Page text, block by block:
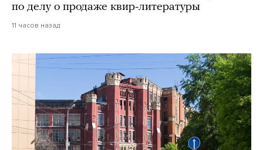
по делу о продаже квир-литературы
11 часов назад